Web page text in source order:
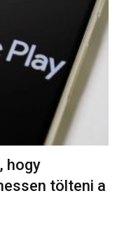
hogy
tölteni a